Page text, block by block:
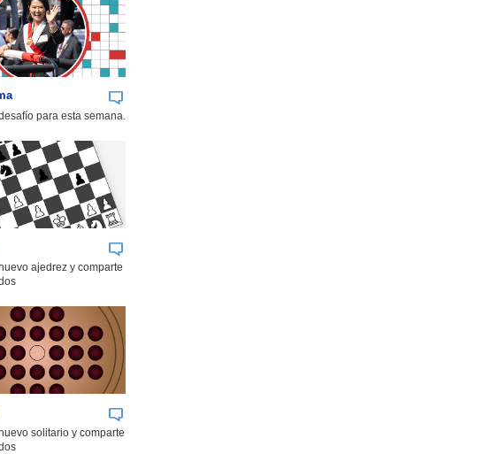
para esta semana.
ajedrez y comparte
solitario y comparte